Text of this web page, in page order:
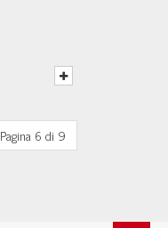
Pagina 6 di 9